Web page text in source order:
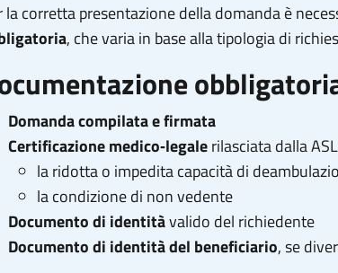
la corretta presentazione della domanda è
, che varia in base alla tipologia di
Domanda compilata e firmata
Certificazione medico‑legalerilasciata dalla
la ridotta o impedita capacità di
la condizione di non vedente
Documento di identitàvalido del richiedente
Documento di identità del beneficiario, se